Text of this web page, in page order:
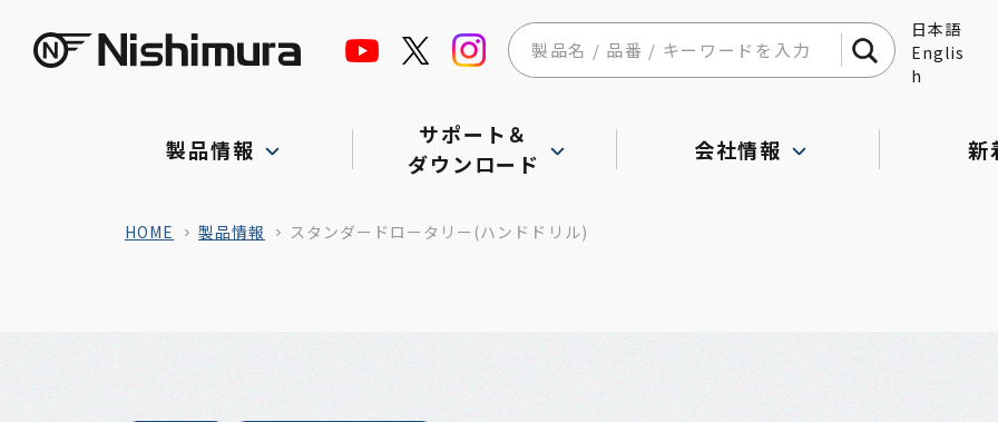
日本語
Englis
h
製品情報
サポート＆
ダウンロード
会社情報 新
HOME 製品情報 スタンダードロータリー(ハンドドリル)